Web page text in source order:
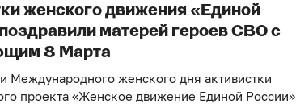
женского движения «Единой
матерей героев СВО с
8 Марта
Международного женского дня активистки
проекта «Женское движение Единой России»